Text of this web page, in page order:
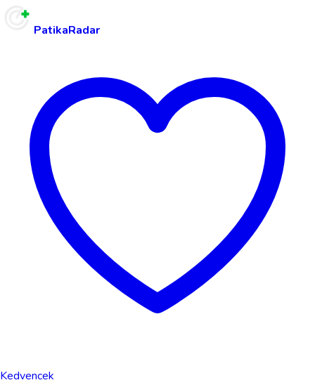
PatikaRadar
Kedvencek